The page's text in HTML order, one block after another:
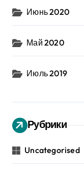
Июнь 2020
Май 2020
Июль 2019
Рубрики
Uncategorised